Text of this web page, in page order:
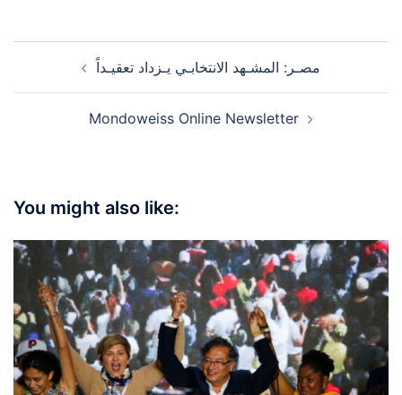
navigationمصـر: المشـهد الانتخابـي يـزداد تعقيـداً
Mondoweiss Online Newsletter
You might also like: